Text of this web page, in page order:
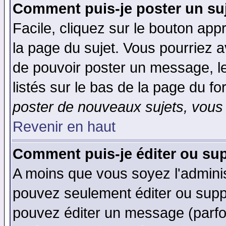
Comment puis-je poster un
Facile, cliquez sur le bouton
la page du sujet. Vous pourriez
de pouvoir poster un message,
listés sur le bas de la page du
poster de nouveaux sujets,
Revenir en haut
Comment puis-je éditer ou
A moins que vous soyez
pouvez seulement éditer ou
pouvez éditer un message